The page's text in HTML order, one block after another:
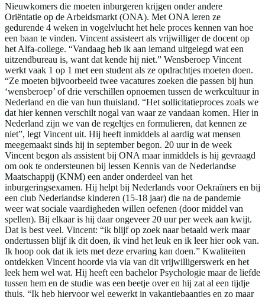
Nieuwkomers die moeten inburgeren krijgen onder andere
Oriëntatie op de Arbeidsmarkt (ONA). Met ONA leren ze
gedurende 4 weken in vogelvlucht het hele proces kennen van hoe
een baan te vinden. Vincent assisteert als vrijwilliger de docent op
het Alfa-college. “Vandaag heb ik aan iemand uitgelegd wat een
uitzendbureau is, want dat kende hij niet.” Wensberoep Vincent
werkt vaak 1 op 1 met een student als ze opdrachtjes moeten doen.
“Ze moeten bijvoorbeeld twee vacatures zoeken die passen bij hun
‘wensberoep’ of drie verschillen opnoemen tussen de werkcultuur in
Nederland en die van hun thuisland. “Het sollicitatieproces zoals we
dat hier kennen verschilt nogal van waar ze vandaan komen. Hier in
Nederland zijn we van de regeltjes en formulieren, dat kennen ze
niet”, legt Vincent uit. Hij heeft inmiddels al aardig wat mensen
meegemaakt sinds hij in september begon. 20 uur in de week
Vincent begon als assistent bij ONA maar inmiddels is hij gevraagd
om ook te ondersteunen bij lessen Kennis van de Nederlandse
Maatschappij (KNM) een ander onderdeel van het
inburgeringsexamen. Hij helpt bij Nederlands voor Oekraïners en bij
een club Nederlandse kinderen (15-18 jaar) die na de pandemie
weer wat sociale vaardigheden willen oefenen (door middel van
spellen). Bij elkaar is hij daar ongeveer 20 uur per week aan kwijt.
Dat is best veel. Vincent: “ik blijf op zoek naar betaald werk maar
ondertussen blijf ik dit doen, ik vind het leuk en ik leer hier ook van.
Ik hoop ook dat ik iets met deze ervaring kan doen.” Kwaliteiten
ontdekken Vincent hoorde via via van dit vrijwilligerswerk en het
leek hem wel wat. Hij heeft een bachelor Psychologie maar de liefde
tussen hem en de studie was een beetje over en hij zat al een tijdje
thuis. “Ik heb hiervoor wel gewerkt in vakantiebaantjes en zo maar